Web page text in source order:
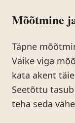
Mõõtmine
Täpne
Väike viga
kata akent
Seetõttu
teha seda